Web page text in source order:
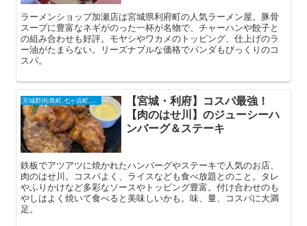
ラーメンショップ加瀬店は宮城県利府町の人気ラーメン屋。豚骨
スープに豊富なネギがのった一杯が名物で、チャーハンや餃子と
の組み合わせも好評。モヤシやワカメのトッピング、仕上げのラ
ー油がたまらない。リーズナブルな価格でパンダもびっくりのコ
スパ。
宮城郡(松島町,七ヶ浜町,利府町)
【宮城・利府】コスパ最強！
【肉のはせ川】のジューシーハ
ンバーグ＆ステーキ
鉄板でアツアツに焼かれたハンバーグやステーキで人気のお店、
肉のはせ川。コスパよく、ライスなども食べ放題とのこと。タレ
やふりかけなど多彩なソースやトッピング豊富。付け合わせのも
やしはよく焼いて食べると美味しいかも。味、量、コスパに大満
足。